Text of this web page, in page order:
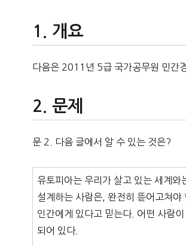
개요
다음은 2011년 5급 국가공무원 민간
문제
문 2. 다음 글에서 알 수 있는 것은?
유토피아는 우리가 살고 있는 세계와
설계하는 사람은, 완전히 뜯어고쳐야
인간에게 있다고 믿는다. 어떤 사람
되어 있다.